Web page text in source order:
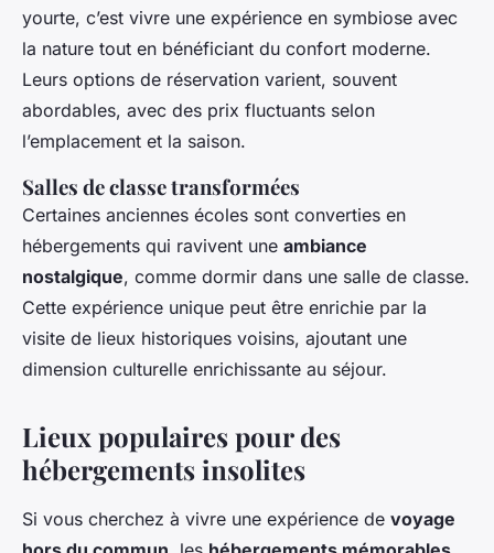
yourte, c’est vivre une expérience en symbiose avec
la nature tout en bénéficiant du confort moderne.
Leurs options de réservation varient, souvent
abordables, avec des prix fluctuants selon
l’emplacement et la saison.
Salles de classe transformées
Certaines anciennes écoles sont converties en
hébergements qui ravivent une ambiance
nostalgique, comme dormir dans une salle de classe.
Cette expérience unique peut être enrichie par la
visite de lieux historiques voisins, ajoutant une
dimension culturelle enrichissante au séjour.
Lieux populaires pour des
hébergements insolites
Si vous cherchez à vivre une expérience de voyage